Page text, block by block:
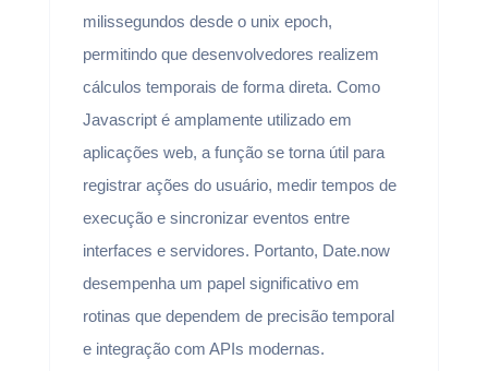
milissegundos desde o unix epoch,
permitindo que desenvolvedores realizem
cálculos temporais de forma direta. Como
Javascript é amplamente utilizado em
aplicações web, a função se torna útil para
registrar ações do usuário, medir tempos de
execução e sincronizar eventos entre
interfaces e servidores. Portanto, Date.now
desempenha um papel significativo em
rotinas que dependem de precisão temporal
e integração com APIs modernas.